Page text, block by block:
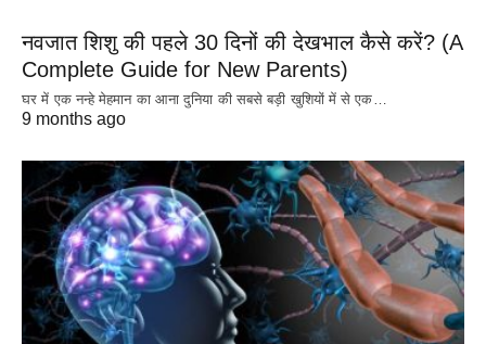
नवजात शिशु की पहले 30 दिनों की देखभाल कैसे करें? (A
Complete Guide for New Parents)
घर में एक नन्हे मेहमान का आना दुनिया की सबसे बड़ी खुशियों में से एक…
9 months ago